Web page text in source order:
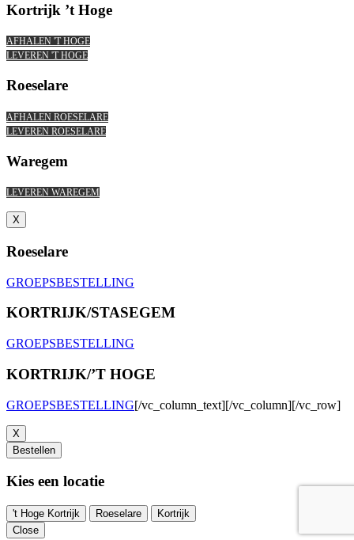
Kortrijk ’t Hoge
AFHALEN 'T HOGE
LEVEREN 'T HOGE
Roeselare
AFHALEN ROESELARE
LEVEREN ROESELARE
Waregem
LEVEREN WAREGEM
X
Roeselare
GROEPSBESTELLING
KORTRIJK/STASEGEM
GROEPSBESTELLING
KORTRIJK/’T HOGE
GROEPSBESTELLING[/vc_column_text][/vc_column][/vc_row]
X
Bestellen
Kies een locatie
't Hoge Kortrijk Roeselare
Kortrijk
Close